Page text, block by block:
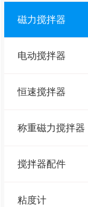
磁力搅拌器
电动搅拌器
恒速搅拌器
称重磁力搅拌器
搅拌器配件
粘度计